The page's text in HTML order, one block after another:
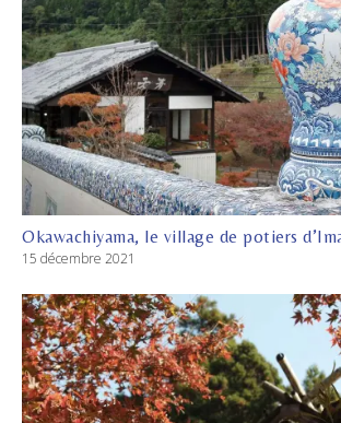
Okawachiyama, le village de potiers
15 décembre 2021